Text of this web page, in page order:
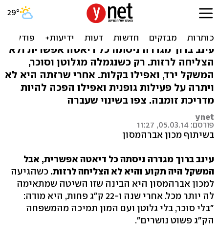
צפו: איך עינב הצליחה לרזות
עינב ברוך מגדרה ניסתה כל דיאטה אפשרית ולא
הצליחה לרזות. רק כשנגמלה מגלוטן וסוכר,
המשקל ירד, ואפילו בקלות. אחרי שרזתה היא לא
ויתרה על פעילות גופנית ואפילו הפכה להיות
מדריכת זומבה. צפו בשינוי שעברה
ynet
פורסם: 05.03.14, 11:27
בשיתוף מכון אברהמסון
עינב ברוך מגדרה ניסתה כל דיאטה אפשרית, אבל
המשקל היה תקוע והיא לא הצליחה לרזות. כשהגיעה
למכון אברהמסון היא הבינה שזו השיטה שמתאימה
לה יותר מכל. אחרי שנה ו-22 ק"ג פחות, היא מודה:
"בלי סוכר, בלי גלוטן ועם המון תמיכה מהמשפחה
הק"ג פשוט נושרים".